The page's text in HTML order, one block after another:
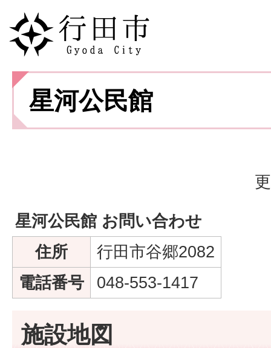
星河公民館
星河公民館 お問い合わせ
住所
行田市谷郷2082
電話番号
048-553-1417
施設地図